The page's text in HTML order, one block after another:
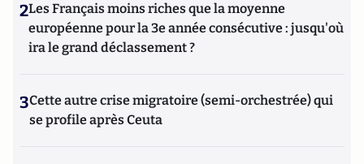
2Les Français moins riches que la moyenne
européenne pour la 3e année consécutive : jusqu'où
ira le grand déclassement ?
3Cette autre crise migratoire (semi-orchestrée) qui
se profile après Ceuta